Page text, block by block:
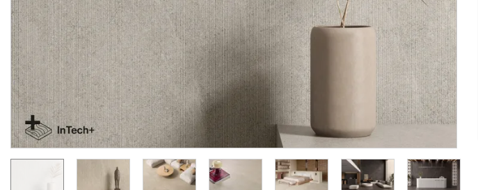
підлоги і стін)
Виробник:
ROCA
Колекція:
RIVIERE
Під замовлення
2 634.03
грн/м2
підлоги і стін)
Виробник:
ROCA
Колекція:
RIVIERE
Під замовлення
2 634.
грн/м2
стін)
Виробник:
ROCA
RIVIERE
2 711.73